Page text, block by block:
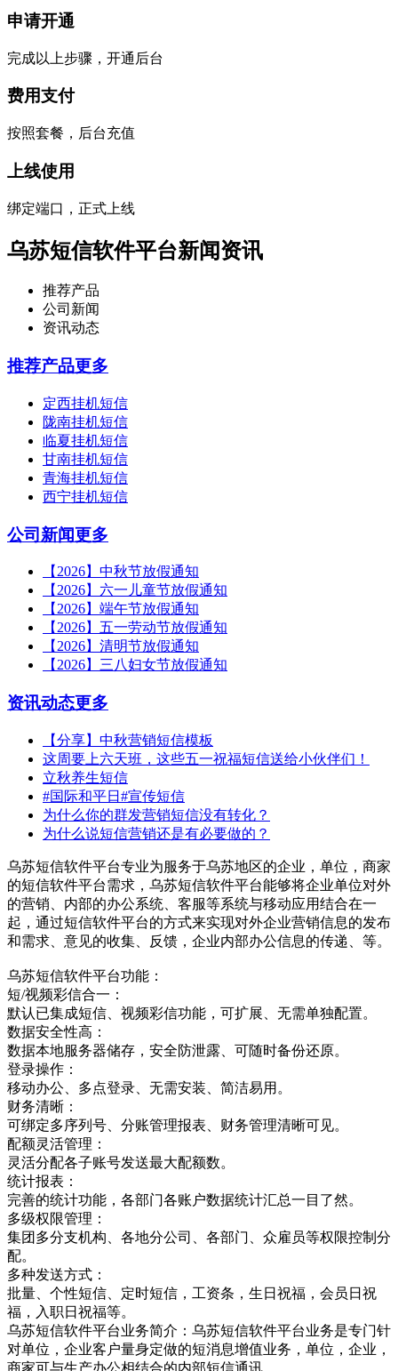
申请开通
完成以上步骤，开通后台
费用支付
按照套餐，后台充值
上线使用
绑定端口，正式上线
乌苏短信软件平台新闻资讯
推荐产品
公司新闻
资讯动态
推荐产品更多
定西挂机短信
陇南挂机短信
临夏挂机短信
甘南挂机短信
青海挂机短信
西宁挂机短信
公司新闻更多
【2026】中秋节放假通知
【2026】六一儿童节放假通知
【2026】端午节放假通知
【2026】五一劳动节放假通知
【2026】清明节放假通知
【2026】三八妇女节放假通知
资讯动态更多
【分享】中秋营销短信模板
这周要上六天班，这些五一祝福短信送给小伙伴们！
立秋养生短信
#国际和平日#宣传短信
为什么你的群发营销短信没有转化？
为什么说短信营销还是有必要做的？
乌苏短信软件平台专业为服务于乌苏地区的企业，单位，商家
的短信软件平台需求，乌苏短信软件平台能够将企业单位对外
的营销、内部的办公系统、客服等系统与移动应用结合在一
起，通过短信软件平台的方式来实现对外企业营销信息的发布
和需求、意见的收集、反馈，企业内部办公信息的传递、等。
乌苏短信软件平台功能：
短/视频彩信合一：
默认已集成短信、视频彩信功能，可扩展、无需单独配置。
数据安全性高：
数据本地服务器储存，安全防泄露、可随时备份还原。
登录操作：
移动办公、多点登录、无需安装、简洁易用。
财务清晰：
可绑定多序列号、分账管理报表、财务管理清晰可见。
配额灵活管理：
灵活分配各子账号发送最大配额数。
统计报表：
完善的统计功能，各部门各账户数据统计汇总一目了然。
多级权限管理：
集团多分支机构、各地分公司、各部门、众雇员等权限控制分
配。
多种发送方式：
批量、个性短信、定时短信，工资条，生日祝福，会员日祝
福，入职日祝福等。
乌苏短信软件平台业务简介：乌苏短信软件平台业务是专门针
对单位，企业客户量身定做的短消息增值业务，单位，企业，
商家可与生产办公相结合的内部短信通讯，